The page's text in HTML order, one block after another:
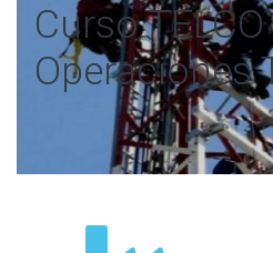
Curso TELCO
Operaciones